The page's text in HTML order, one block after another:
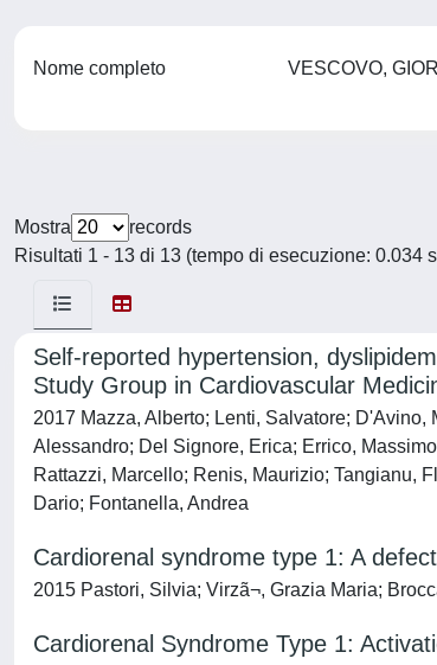
Nome completo VESCOVO,
Mostra
records
Risultati 1 - 13 di 13 (tempo di esecuzione: 0.034
Self-reported hypertension,
Study Group in Cardiovascular
2017 Mazza, Alberto; Lenti, Salvatore;
Alessandro; Del Signore, Erica; Errico,
Rattazzi, Marcello; Renis, Maurizio; Tangianu,
Dario; Fontanella, Andrea
Cardiorenal syndrome type 1: A
2015 Pastori, Silvia; Virzã¬, Grazia Maria;
Cardiorenal Syndrome Type 1: